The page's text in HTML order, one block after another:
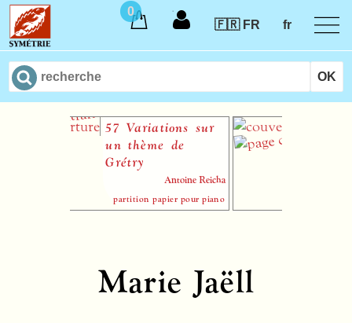
0
🇫🇷 FR
fr
57 Variations sur
un thème de
Grétry
Antoine Reicha
partition papier pour piano
Marie Jaëll